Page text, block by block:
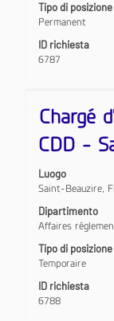
Tipo di posizione
Permanent
ID richiesta
6787
delle
informazioni
lavoro.
Titolo
Chargé
CDD -
Luogo
Saint-Beauzire,
Dipartimento
Affaires
Tipo di posizione
Temporaire
ID richiesta
6788
Effettuare
una
selezione
con
la
barra
spaziatrice
per
visualizzare
contenuti
integrali
delle
informazioni